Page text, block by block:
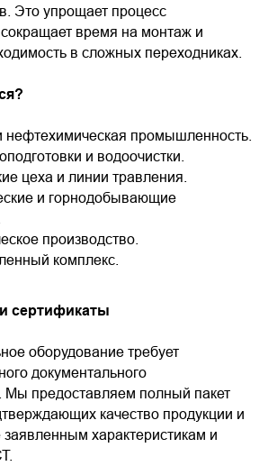
Это упрощает процесс
время на монтаж и
в сложных переходниках.
нефтехимическая промышленность.
и водоочистки.
цеха и линии травления.
и горнодобывающие
производство.
комплекс.
сертификаты
оборудование требует
документального
Мы предоставляем полный пакет
качество продукции и
заявленным характеристикам и